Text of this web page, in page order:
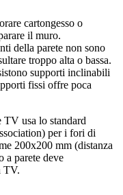
cartongesso o
il muro.
della parete non sono
troppo alta o bassa.
supporti inclinabili
fissi offre poca
TV usa lo standard
per i fori di
200x200 mm (distanza
a parete deve
TV.